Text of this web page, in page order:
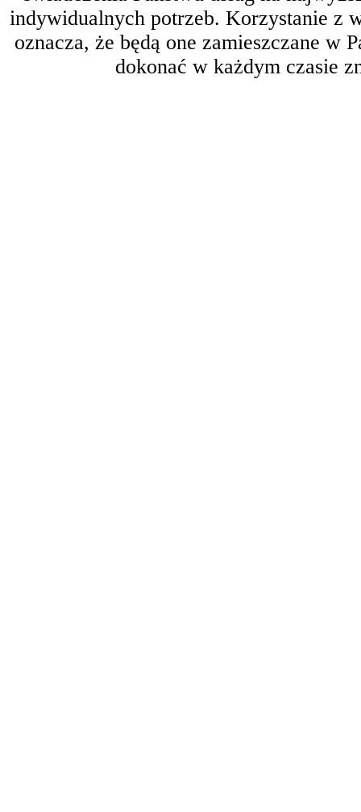
indywidualnych potrzeb. Korzystanie z
oznacza, że będą one zamieszczane w
dokonać w każdym czasie